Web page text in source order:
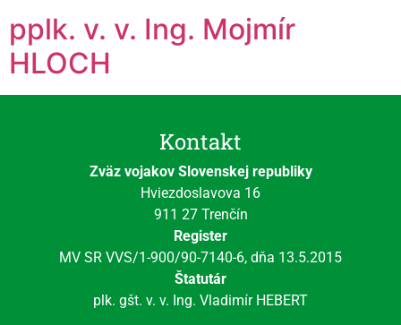
pplk. v. v. Ing. Mojmír
HLOCH
Kontakt
Zväz vojakov Slovenskej republiky
Hviezdoslavova 16
911 27 Trenčín
Register
MV SR VVS/1-900/90-7140-6, dňa 13.5.2015
Štatutár
plk. gšt. v. v. Ing. Vladimír HEBERT